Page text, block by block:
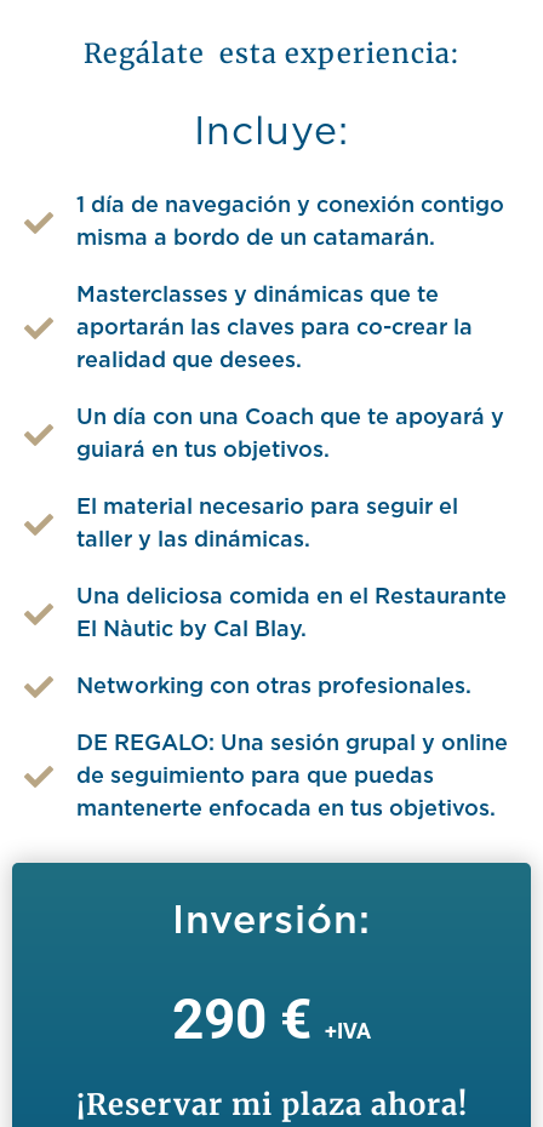
Regálate esta experiencia:
Incluye:
1 día de navegación y conexión contigo
misma a bordo de un catamarán.
Masterclasses y dinámicas que te
aportarán las claves para co-crear la
realidad que desees.
Un día con una Coach que te apoyará y
guiará en tus objetivos.
El material necesario para seguir el
taller y las dinámicas.
Una deliciosa comida en el Restaurante
El Nàutic by Cal Blay.
Networking con otras profesionales.
DE REGALO: Una sesión grupal y online
de seguimiento para que puedas
mantenerte enfocada en tus objetivos.
Inversión:
290 € +IVA
¡Reservar mi plaza ahora!